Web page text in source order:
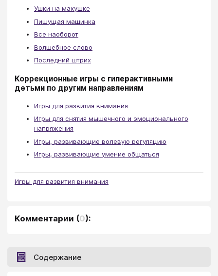
Ушки на макушке
Пишущая машинка
Все наоборот
Волшебное слово
Последний штрих
Коррекционные игры с гиперактивными
детьми по другим направлениям
Игры для развития внимания
Игры для снятия мышечного и эмоционального
напряжения
Игры, развивающие волевую регуляцию
Игры, развивающие умение общаться
Игры для развития внимания
Комментарии (0):
Содержание